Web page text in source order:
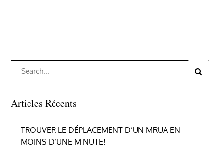
for:
Search
Articles Récents
TROUVER LE DÉPLACEMENT D’UN MRUA EN
MOINS D’UNE MINUTE!